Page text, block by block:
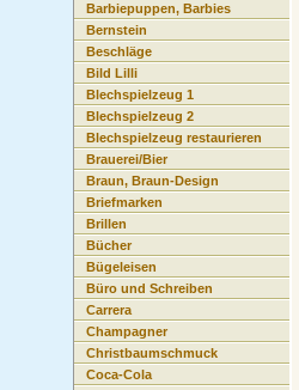
Barbiepuppen, Barbies
Bernstein
Beschläge
Bild Lilli
Blechspielzeug 1
Blechspielzeug 2
Blechspielzeug restaurieren
Brauerei/Bier
Braun, Braun-Design
Briefmarken
Brillen
Bücher
Bügeleisen
Büro und Schreiben
Carrera
Champagner
Christbaumschmuck
Coca-Cola